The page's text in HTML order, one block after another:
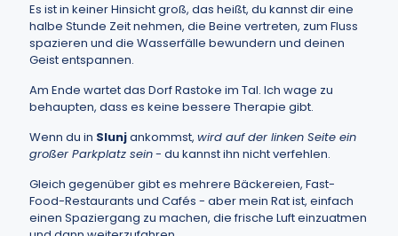
Es ist in keiner Hinsicht groß, das heißt, du kannst dir eine
halbe Stunde Zeit nehmen, die Beine vertreten, zum Fluss
spazieren und die Wasserfälle bewundern und deinen
Geist entspannen.
Am Ende wartet das Dorf Rastoke im Tal. Ich wage zu
behaupten, dass es keine bessere Therapie gibt.
Wenn du in Slunjankommst, wird auf der linken Seite ein
großer Parkplatz sein- du kannst ihn nicht verfehlen.
Gleich gegenüber gibt es mehrere Bäckereien, Fast-
Food-Restaurants und Cafés - aber mein Rat ist, einfach
einen Spaziergang zu machen, die frische Luft einzuatmen